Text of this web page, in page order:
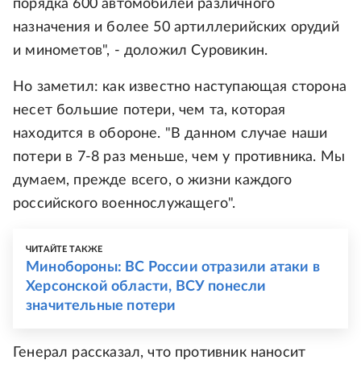
порядка 600 автомобилей различного
назначения и более 50 артиллерийских орудий
и минометов", - доложил Суровикин.
Но заметил: как известно наступающая сторона
несет большие потери, чем та, которая
находится в обороне. "В данном случае наши
потери в 7-8 раз меньше, чем у противника. Мы
думаем, прежде всего, о жизни каждого
российского военнослужащего".
ЧИТАЙТЕ ТАКЖЕ
Минобороны: ВС России отразили атаки в
Херсонской области, ВСУ понесли
значительные потери
Генерал рассказал, что противник наносит